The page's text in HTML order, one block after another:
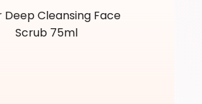
Deep Cleansing Face
Scrub 75ml